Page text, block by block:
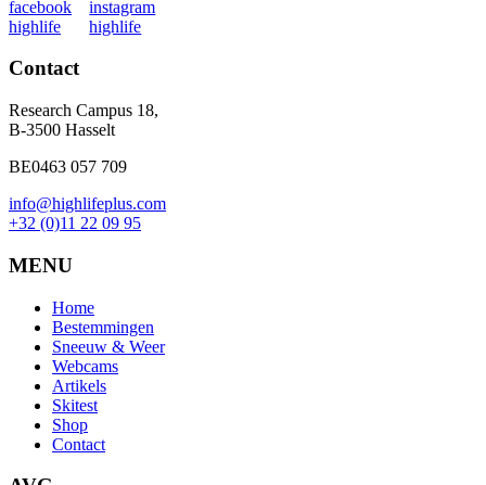
Contact
Research Campus 18,
B-3500 Hasselt
BE0463 057 709
info@highlifeplus.com
+32 (0)11 22 09 95
MENU
Home
Bestemmingen
Sneeuw & Weer
Webcams
Artikels
Skitest
Shop
Contact